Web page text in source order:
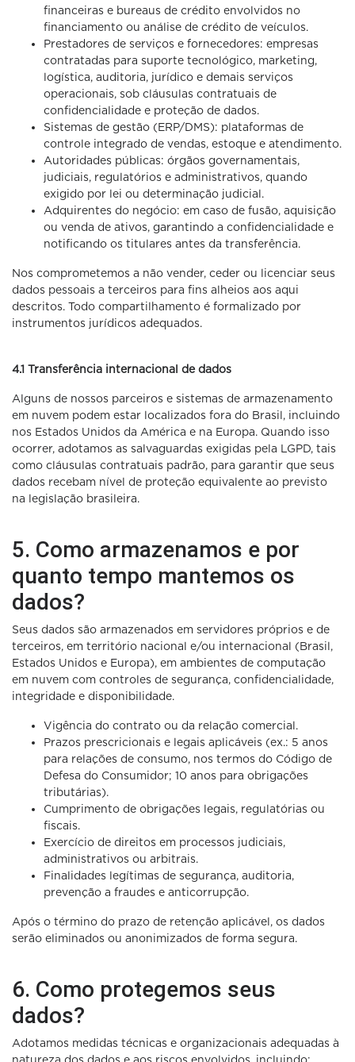
financeiras e bureaus de crédito envolvidos no
financiamento ou análise de crédito de veículos.
Prestadores de serviços e fornecedores: empresas
contratadas para suporte tecnológico, marketing,
logística, auditoria, jurídico e demais serviços
operacionais, sob cláusulas contratuais de
confidencialidade e proteção de dados.
Sistemas de gestão (ERP/DMS): plataformas de
controle integrado de vendas, estoque e atendimento.
Autoridades públicas: órgãos governamentais,
judiciais, regulatórios e administrativos, quando
exigido por lei ou determinação judicial.
Adquirentes do negócio: em caso de fusão, aquisição
ou venda de ativos, garantindo a confidencialidade e
notificando os titulares antes da transferência.
Nos comprometemos a não vender, ceder ou licenciar seus
dados pessoais a terceiros para fins alheios aos aqui
descritos. Todo compartilhamento é formalizado por
instrumentos jurídicos adequados.
4.1 Transferência internacional de dados
Alguns de nossos parceiros e sistemas de armazenamento
em nuvem podem estar localizados fora do Brasil, incluindo
nos Estados Unidos da América e na Europa. Quando isso
ocorrer, adotamos as salvaguardas exigidas pela LGPD, tais
como cláusulas contratuais padrão, para garantir que seus
dados recebam nível de proteção equivalente ao previsto
na legislação brasileira.
5. Como armazenamos e por
quanto tempo mantemos os
dados?
Seus dados são armazenados em servidores próprios e de
terceiros, em território nacional e/ou internacional (Brasil,
Estados Unidos e Europa), em ambientes de computação
em nuvem com controles de segurança, confidencialidade,
integridade e disponibilidade.
Vigência do contrato ou da relação comercial.
Prazos prescricionais e legais aplicáveis (ex.: 5 anos
para relações de consumo, nos termos do Código de
Defesa do Consumidor; 10 anos para obrigações
tributárias).
Cumprimento de obrigações legais, regulatórias ou
fiscais.
Exercício de direitos em processos judiciais,
administrativos ou arbitrais.
Finalidades legítimas de segurança, auditoria,
prevenção a fraudes e anticorrupção.
Após o término do prazo de retenção aplicável, os dados
serão eliminados ou anonimizados de forma segura.
6. Como protegemos seus
dados?
Adotamos medidas técnicas e organizacionais adequadas à